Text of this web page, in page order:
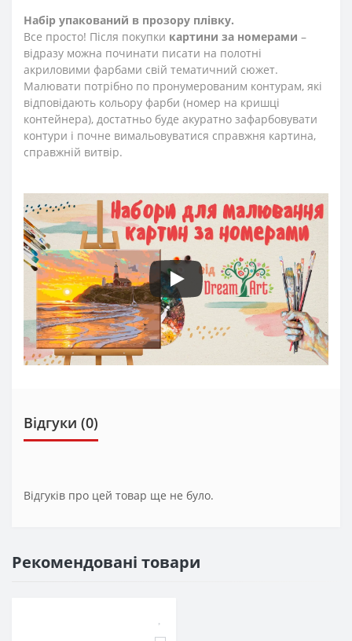
Набір упакований в прозору плівку.
Все просто! Після покупки картини за номерами –
відразу можна починати писати на полотні
акриловими фарбами свій тематичний сюжет.
Малювати потрібно по пронумерованим контурам, які
відповідають кольору фарби (номер на кришці
контейнера), достатньо буде акуратно зафарбовувати
контури і почне вимальовуватися справжня картина,
справжній витвір.
Відгуки (0)
Відгуків про цей товар ще не було.
Рекомендовані товари